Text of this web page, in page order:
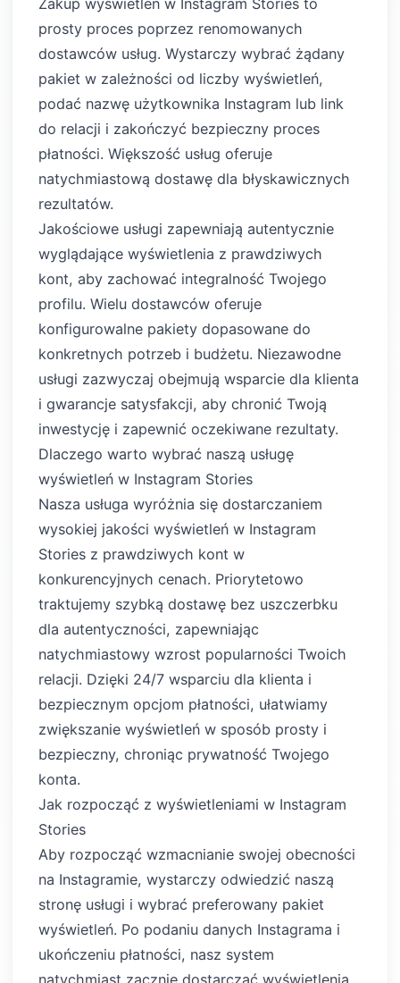
prosty proces poprzez renomowanych
dostawców usług. Wystarczy wybrać żądany
pakiet w zależności od liczby wyświetleń,
podać nazwę użytkownika Instagram lub link
do relacji i zakończyć bezpieczny proces
płatności. Większość usług oferuje
natychmiastową dostawę dla błyskawicznych
rezultatów.
Jakościowe usługi zapewniają autentycznie
wyglądające wyświetlenia z prawdziwych
kont, aby zachować integralność Twojego
profilu. Wielu dostawców oferuje
konfigurowalne pakiety dopasowane do
konkretnych potrzeb i budżetu. Niezawodne
usługi zazwyczaj obejmują wsparcie dla klienta
i gwarancje satysfakcji, aby chronić Twoją
inwestycję i zapewnić oczekiwane rezultaty.
Dlaczego warto wybrać naszą usługę
wyświetleń w Instagram Stories
Nasza usługa wyróżnia się dostarczaniem
wysokiej jakości wyświetleń w Instagram
Stories z prawdziwych kont w
konkurencyjnych cenach. Priorytetowo
traktujemy szybką dostawę bez uszczerbku
dla autentyczności, zapewniając
natychmiastowy wzrost popularności Twoich
relacji. Dzięki 24/7 wsparciu dla klienta i
bezpiecznym opcjom płatności, ułatwiamy
zwiększanie wyświetleń w sposób prosty i
bezpieczny, chroniąc prywatność Twojego
konta.
Jak rozpocząć z wyświetleniami w Instagram
Stories
Aby rozpocząć wzmacnianie swojej obecności
na Instagramie, wystarczy odwiedzić naszą
stronę usługi i wybrać preferowany pakiet
wyświetleń. Po podaniu danych Instagrama i
ukończeniu płatności, nasz system
natychmiast zacznie dostarczać wyświetlenia